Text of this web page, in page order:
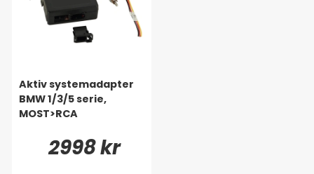
Aktiv systemadapter
BMW 1/3/5 serie,
MOST>RCA
2998 kr